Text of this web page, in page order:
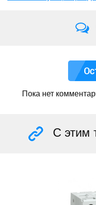
Пока нет
С этим